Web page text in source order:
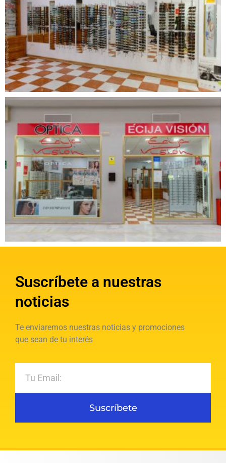
Suscríbete a nuestras
noticias
Te enviaremos nuestras noticias y promociones
que sean de tu interés
Suscríbete